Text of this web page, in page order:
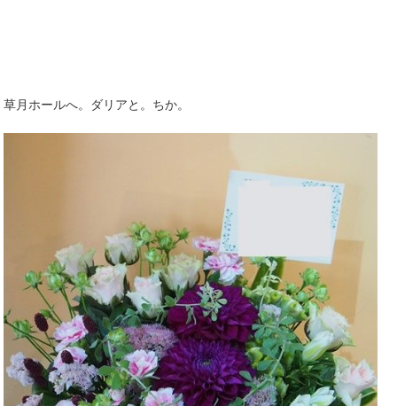
草月ホールへ。ダリアと。ちか。